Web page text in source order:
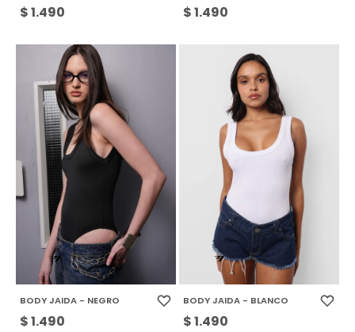
$1.490 $1.490
BODY JAIDA - NEGRO
$1.490
BODY JAIDA - BLANCO
$1.490